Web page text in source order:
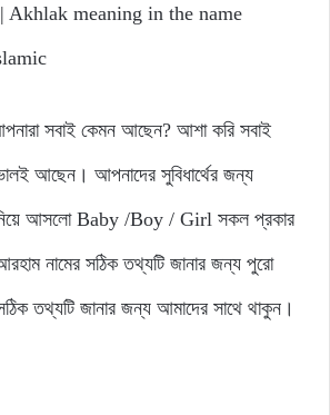
Akhlak meaning in the name
সবাই কেমন আছেন? আশা করি সবাই
আছেন। আপনাদের সুবিধার্থের জন্য
আসলো Baby /Boy / Girl সকল প্রকার
নামের সঠিক তথ্যটি জানার জন্য পুরো
তথ্যটি জানার জন্য আমাদের সাথে থাকুন।